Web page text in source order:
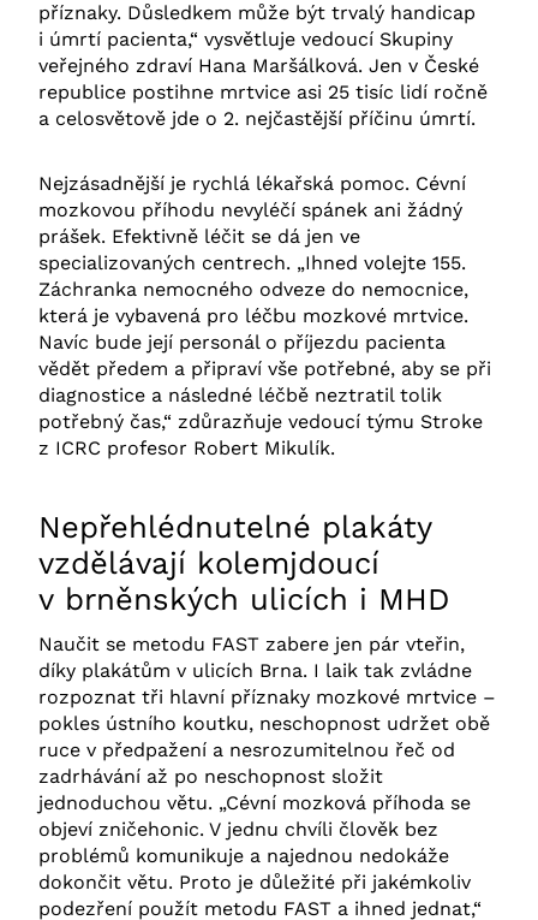
příznaky. Důsledkem může být trvalý handicap
i úmrtí pacienta,“ vysvětluje vedoucí Skupiny
veřejného zdraví Hana Maršálková. Jen v České
republice postihne mrtvice asi 25 tisíc lidí ročně
a celosvětově jde o 2. nejčastější příčinu úmrtí.
Nejzásadnější je rychlá lékařská pomoc. Cévní
mozkovou příhodu nevyléčí spánek ani žádný
prášek. Efektivně léčit se dá jen ve
specializovaných centrech. „Ihned volejte 155.
Záchranka nemocného odveze do nemocnice,
která je vybavená pro léčbu mozkové mrtvice.
Navíc bude její personál o příjezdu pacienta
vědět předem a připraví vše potřebné, aby se při
diagnostice a následné léčbě neztratil tolik
potřebný čas,“ zdůrazňuje vedoucí týmu Stroke
z ICRC profesor Robert Mikulík.
Nepřehlédnutelné plakáty
vzdělávají kolemjdoucí
v brněnských ulicích i MHD
Naučit se metodu FAST zabere jen pár vteřin,
díky plakátům v ulicích Brna. I laik tak zvládne
rozpoznat tři hlavní příznaky mozkové mrtvice –
pokles ústního koutku, neschopnost udržet obě
ruce v předpažení a nesrozumitelnou řeč od
zadrhávání až po neschopnost složit
jednoduchou větu. „Cévní mozková příhoda se
objeví zničehonic. V jednu chvíli člověk bez
problémů komunikuje a najednou nedokáže
dokončit větu. Proto je důležité při jakémkoliv
podezření použít metodu FAST a ihned jednat,“